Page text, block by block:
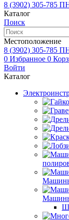
8 (3902) 305-785
Каталог
Поиск
Местоположение
8 (3902) 305-785
0 Избранное 0
Войти
Каталог